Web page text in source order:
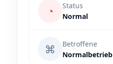
◔
Status
Normal
⌘
Betroffene
Normalbetrieb